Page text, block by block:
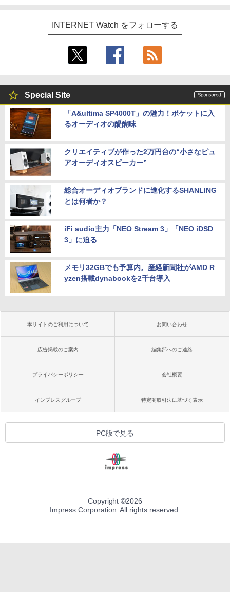
INTERNET Watch をフォローする
Special Site
「A&ultima SP4000T」の魅力！ポケットに入
るオーディオの醍醐味
クリエイティブが作った2万円台の“小さなピュ
アオーディオスピーカー”
総合オーディオブランドに進化するSHANLING
とは何者か？
iFi audio主力「NEO Stream 3」「NEO iDSD
3」に迫る
メモリ32GBでも予算内。産経新聞社がAMD R
yzen搭載dynabookを2千台導入
本サイトのご利用について お問い合わせ
広告掲載のご案内 編集部へのご連絡
プライバシーポリシー 会社概要
インプレスグループ 特定商取引法に基づく表示
PC版で見る
Copyright ©2026
Impress Corporation. All rights reserved.